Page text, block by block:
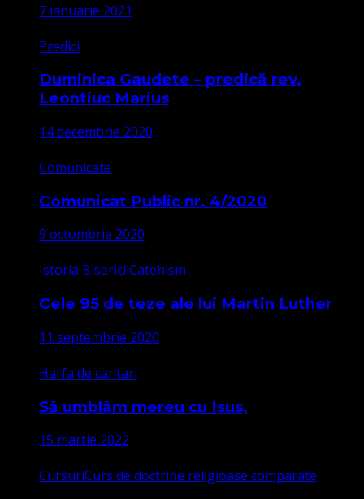
7 ianuarie 2021
Predici
Duminica Gaudete – predică rev.
Leontiuc Marius
14 decembrie 2020
Comunicate
Comunicat Public nr. 4/2020
9 octombrie 2020
Istoria BisericiiCatehism
Cele 95 de teze ale lui Martin Luther
11 septembrie 2020
Harfa de cantari
Să umblăm mereu cu Isus,
15 martie 2022
CursuriCurs de doctrine religioase comparate